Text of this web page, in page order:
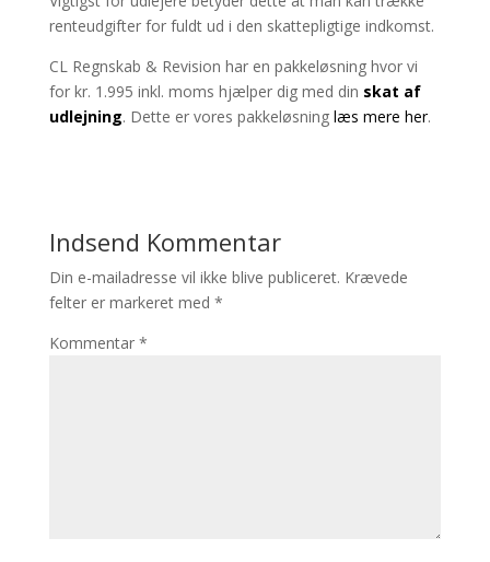
renteudgifter for fuldt ud i den skattepligtige indkomst.
CL Regnskab & Revision har en pakkeløsning hvor vi
for kr. 1.995 inkl. moms hjælper dig med din skat af
udlejning. Dette er vores pakkeløsning læs mere her.
Indsend Kommentar
Din e-mailadresse vil ikke blive publiceret. Krævede
felter er markeret med *
Kommentar *